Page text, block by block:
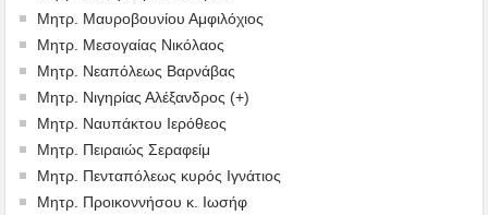
Μητρ. Μαυροβουνίου Αμφιλόχιος
Μητρ. Μεσογαίας Νικόλαος
Μητρ. Νεαπόλεως Βαρνάβας
Μητρ. Νιγηρίας Αλέξανδρος (+)
Μητρ. Ναυπάκτου Ιερόθεος
Μητρ. Πειραιώς Σεραφείμ
Μητρ. Πενταπόλεως κυρός Ιγνάτιος
Μητρ. Προικοννήσου κ. Ιωσήφ